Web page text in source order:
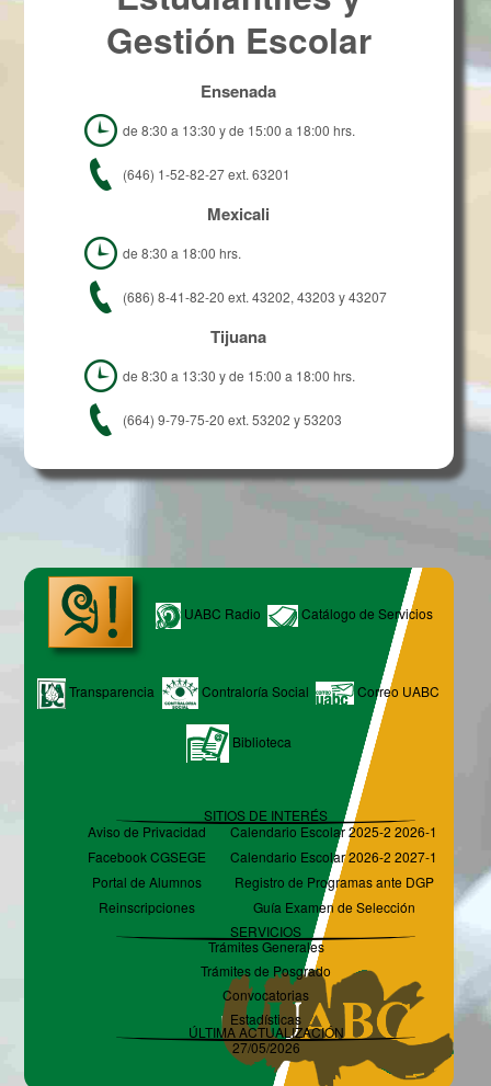
Gestión Escolar
Ensenada
de 8:30 a 13:30 y de 15:00 a 18:00 hrs.
(646) 1-52-82-27 ext. 63201
Mexicali
de 8:30 a 18:00 hrs.
(686) 8-41-82-20 ext. 43202, 43203 y 43207
Tijuana
de 8:30 a 13:30 y de 15:00 a 18:00 hrs.
(664) 9-79-75-20 ext. 53202 y 53203
UABC Radio Catálogo de Servicios
Transparencia Contraloría Social Correo UABC
Biblioteca
SITIOS DE INTERÉS
Aviso de Privacidad
Calendario Escolar 2025-2 2026-1
Facebook CGSEGE
Calendario Escolar 2026-2 2027-1
Portal de Alumnos
Registro de Programas ante DGP
Reinscripciones
Guía Examen de Selección
SERVICIOS
Trámites Generales
Trámites de Posgrado
Convocatorias
Estadísticas
ÚLTIMA ACTUALIZACIÓN
27/05/2026